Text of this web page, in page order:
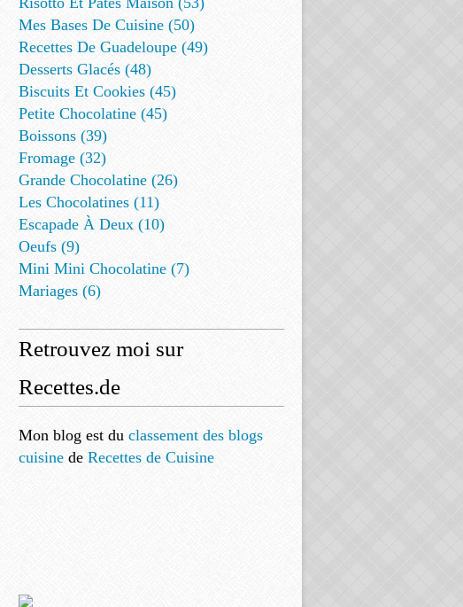
Mes Bases De Cuisine (50)
Recettes De Guadeloupe (49)
Desserts Glacés (48)
Biscuits Et Cookies (45)
Petite Chocolatine (45)
Boissons (39)
Fromage (32)
Grande Chocolatine (26)
Les Chocolatines (11)
Escapade À Deux (10)
Oeufs (9)
Mini Mini Chocolatine (7)
Mariages (6)
Retrouvez moi sur
Recettes.de
Mon blog est du classement des blogs
cuisine de Recettes de Cuisine